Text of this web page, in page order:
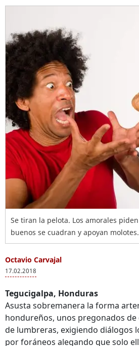
Se tiran la pelota. Los amorales
buenos se cuadran y apoyan molotes.
Octavio Carvajal
17.02.2018
Tegucigalpa, Honduras
Asusta sobremanera la forma
hondureños, unos pregonados
de lumbreras, exigiendo diálogos
por foráneos alegando que solo